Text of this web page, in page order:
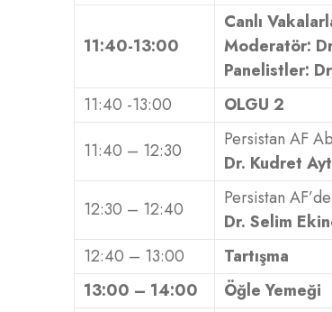
11:40-13:00
Canlı
Moderatör:
Panelistler:
11:40 -13:00
OLGU 2
11:40 – 12:30
Persistan AF
Dr. Kudret
12:30 – 12:40
Persistan
Dr. Selim
12:40 – 13:00
Tartışma
13:00 – 14:00
Öğle Yemeği